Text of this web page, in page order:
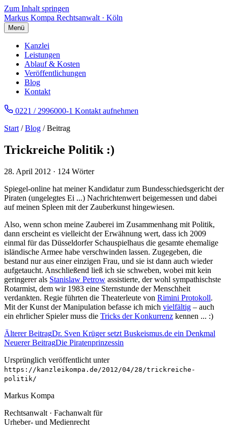
Zum Inhalt springen
Markus Kompa Rechtsanwalt · Köln
Menü
Kanzlei
Leistungen
Ablauf & Kosten
Veröffentlichungen
Blog
Kontakt
0221 / 2996000-1 Kontakt aufnehmen
Start /Blog / Beitrag
Trickreiche Politik :)
28. April 2012 · 124 Wörter
Spiegel-online hat meiner Kandidatur zum Bundesschiedsgericht der
Piraten (ungelegtes Ei ...) Nachrichtenwert beigemessen und dabei
auf meinen Spleen mit der Zauberkunst hingewiesen.
Also, wenn schon meine Zauberei im Zusammenhang mit Politik,
dann erscheint es vielleicht der Erwähnung wert, dass ich 2009
einmal für das Düsseldorfer Schauspielhaus die gesamte ehemalige
isländische Armee habe verschwinden lassen. Zugegeben, die
bestand nur aus einer einzigen Frau, und sie ist dann auch wieder
aufgetaucht. Anschließend ließ ich sie schweben, wobei mit kein
geringerer als Stanislaw Petrow assistierte, der wohl sympathischste
Rotarmist, dem wir 1983 eine Sternstunde der Menschheit
verdankten. Regie führten die Theaterleute von Rimini Protokoll.
Mit der Kunst der Manipulation befasse ich mich vielfältig – auch
ein ehrlicher Spieler muss die Tricks der Konkurrenz kennen ... :)
Älterer BeitragDr. Sven Krüger setzt Buskeismus.de ein Denkmal
Neuerer BeitragDie Piratenprinzessin
Ursprünglich veröffentlicht unter
https://kanzleikompa.de/2012/04/28/trickreiche-
politik/
Markus Kompa
Rechtsanwalt · Fachanwalt für
Urheber- und Medienrecht